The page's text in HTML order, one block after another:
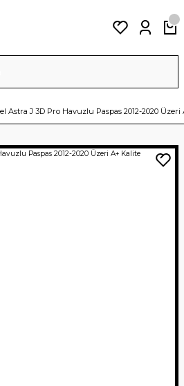
Astra J 3D Pro Havuzlu Paspas 2012-2020 Üzeri